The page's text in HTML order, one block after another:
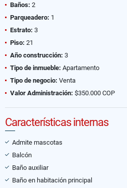
Baños: 2
Parqueadero: 1
Estrato: 3
Piso: 21
Año construcción: 3
Tipo de inmueble: Apartamento
Tipo de negocio: Venta
Valor Administración: $350.000 COP
Características internas
Admite mascotas
Balcón
Baño auxiliar
Baño en habitación principal